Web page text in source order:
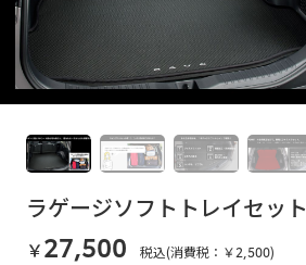
ラゲージソフトトレイセット
￥27,500 税込(消費税：￥2,500)